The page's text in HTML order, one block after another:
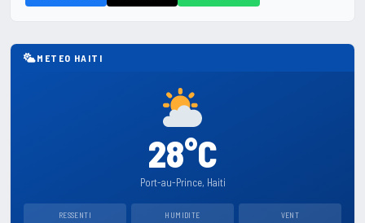
METEO HAITI
28°C
Port-au-Prince, Haiti
RESSENTI HUMIDITE VENT